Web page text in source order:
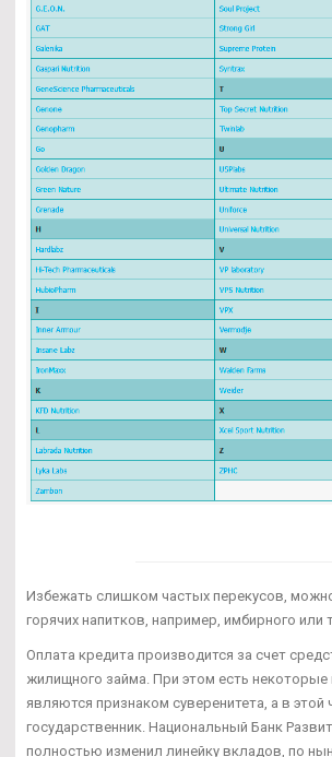
Избежать слишком частых перекусов,
горячих напитков, например, имбирного или
Оплата кредита производится за счет
жилищного займа. При этом есть
являются признаком суверенитета, а в этой
государственник. Национальный Банк
полностью изменил линейку вкладов, по